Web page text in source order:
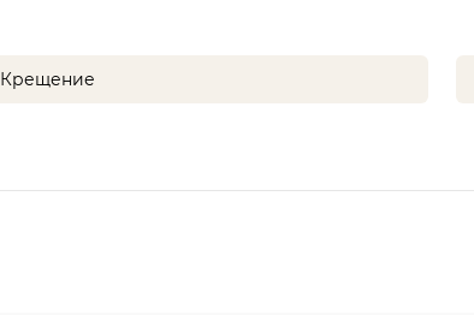
Крещение